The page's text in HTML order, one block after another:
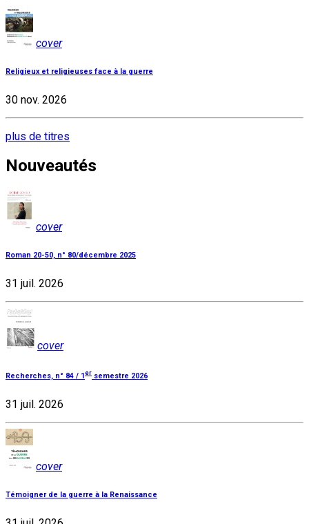
cover
Religieux et religieuses face à la guerre
30 nov. 2026
plus de titres
Nouveautés
cover
Roman 20-50, n° 80/décembre 2025
31 juil. 2026
cover
Recherches, n° 84 / 1er semestre 2026
31 juil. 2026
cover
Témoigner de la guerre à la Renaissance